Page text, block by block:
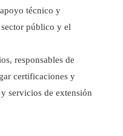
técnico y
público y el
responsables de
certificaciones y
servicios de extensión